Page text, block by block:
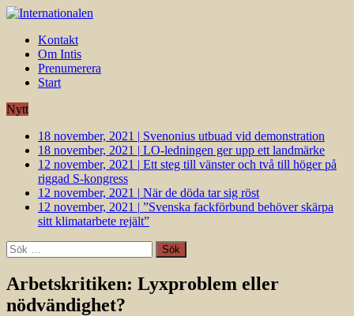
Kontakt
Om Intis
Prenumerera
Start
Nytt
18 november, 2021 | Svenonius utbuad vid demonstration
18 november, 2021 | LO-ledningen ger upp ett landmärke
12 november, 2021 | Ett steg till vänster och två till höger på
riggad S-kongress
12 november, 2021 | När de döda tar sig röst
12 november, 2021 | ”Svenska fackförbund behöver skärpa
sitt klimatarbete rejält”
Sök
efter:
Arbetskritiken: Lyxproblem eller
nödvändighet?